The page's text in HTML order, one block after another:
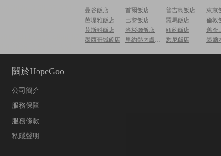
曼谷飯店 首爾飯店 普吉島飯店
東京
芭堤雅飯店
巴黎飯店 羅馬飯店
倫敦
莫斯科飯店
洛杉磯飯店 紐約飯店
舊金
墨西哥城飯店
里約熱內盧飯店 悉尼飯店 墨爾
關於HopeGoo
公司簡介
服務保障
服務條款
私隱聲明